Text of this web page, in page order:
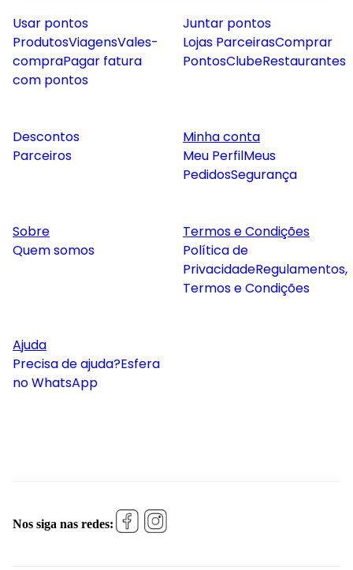
Usar pontos
ProdutosViagensVales-
compraPagar fatura
com pontos
Juntar pontos
Lojas ParceirasComprar
PontosClubeRestaurantes
Descontos
Parceiros
Minha conta
Meu PerfilMeus
PedidosSegurança
Sobre
Quem somos
Termos e Condições
Política de
PrivacidadeRegulamentos,
Termos e Condições
Ajuda
Precisa de ajuda?Esfera
no WhatsApp
Nos siga nas redes: